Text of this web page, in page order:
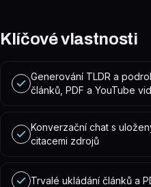
Klíčové vlastnosti
Generování TLDR a
článků, PDF a YouTube
Konverzační chat s
citacemi zdrojů
Trvalé ukládání článků a